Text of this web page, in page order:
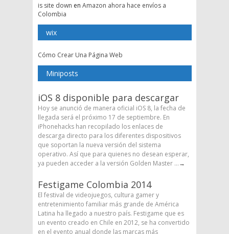
is site down en Amazon ahora hace envíos a
Colombia
wix
Cómo Crear Una Página Web
Miniposts
iOS 8 disponible para descargar
Hoy se anunció de manera oficial iOS 8, la fecha de
llegada será el próximo 17 de septiembre. En
iPhonehacks han recopilado los enlaces de
descarga directo para los diferentes dispositivos
que soportan la nueva versión del sistema
operativo. Así que para quienes no desean esperar,
ya pueden acceder a la versión Golden Master ...→
Festigame Colombia 2014
El festival de videojuegos, cultura gamer y
entretenimiento familiar más grande de América
Latina ha llegado a nuestro país. Festigame que es
un evento creado en Chile en 2012, se ha convertido
en el evento anual donde las marcas más